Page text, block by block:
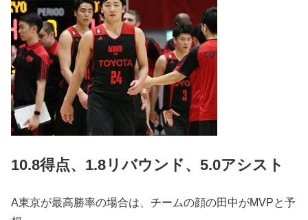
10.8得点、1.8リバウンド、5.0アシスト
A東京が最高勝率の場合は、チームの顔の田中がMVPと予